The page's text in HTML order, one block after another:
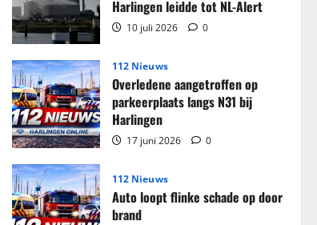
tabak
in
beslag
genomen
in
woning
Harlingen
Harlingen leidde tot NL-Alert
10 juli 2026 0
112 Nieuws
Overledene aangetroffen op
parkeerplaats langs N31 bij
Harlingen
17 juni 2026 0
112 Nieuws
Auto loopt flinke schade op door
brand